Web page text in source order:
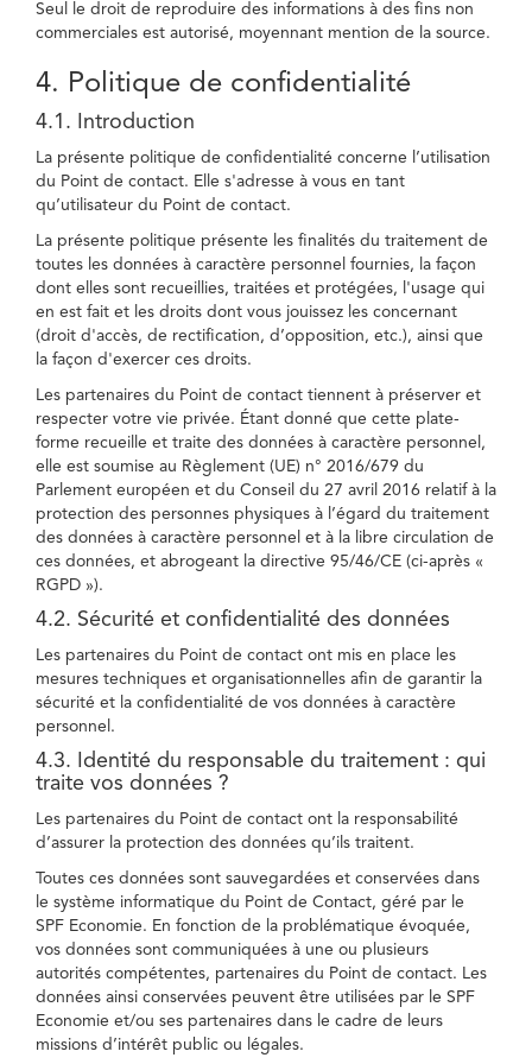
Seul le droit de reproduire des informations à des fins non
commerciales est autorisé, moyennant mention de la source.
4. Politique de confidentialité
4.1. Introduction
La présente politique de confidentialité concerne l’utilisation
du Point de contact. Elle s'adresse à vous en tant
qu’utilisateur du Point de contact.
La présente politique présente les finalités du traitement de
toutes les données à caractère personnel fournies, la façon
dont elles sont recueillies, traitées et protégées, l'usage qui
en est fait et les droits dont vous jouissez les concernant
(droit d'accès, de rectification, d’opposition, etc.), ainsi que
la façon d'exercer ces droits.
Les partenaires du Point de contact tiennent à préserver et
respecter votre vie privée. Étant donné que cette plate-
forme recueille et traite des données à caractère personnel,
elle est soumise au Règlement (UE) n° 2016/679 du
Parlement européen et du Conseil du 27 avril 2016 relatif à la
protection des personnes physiques à l’égard du traitement
des données à caractère personnel et à la libre circulation de
ces données, et abrogeant la directive 95/46/CE (ci-après «
RGPD »).
4.2. Sécurité et confidentialité des données
Les partenaires du Point de contact ont mis en place les
mesures techniques et organisationnelles afin de garantir la
sécurité et la confidentialité de vos données à caractère
personnel.
4.3. Identité du responsable du traitement : qui
traite vos données ?
Les partenaires du Point de contact ont la responsabilité
d’assurer la protection des données qu’ils traitent.
Toutes ces données sont sauvegardées et conservées dans
le système informatique du Point de Contact, géré par le
SPF Economie. En fonction de la problématique évoquée,
vos données sont communiquées à une ou plusieurs
autorités compétentes, partenaires du Point de contact. Les
données ainsi conservées peuvent être utilisées par le SPF
Economie et/ou ses partenaires dans le cadre de leurs
missions d’intérêt public ou légales.